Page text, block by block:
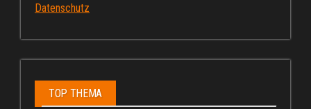
Datenschutz
TOP THEMA